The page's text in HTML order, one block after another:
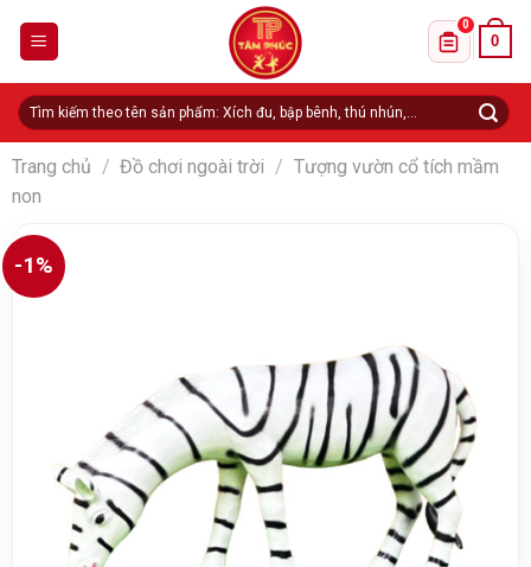
0
Danh sách
0
Tìm
kiếm:
Trang chủ / Đồ chơi ngoài trời / Tượng vườn cổ tích mầm
non
-1%